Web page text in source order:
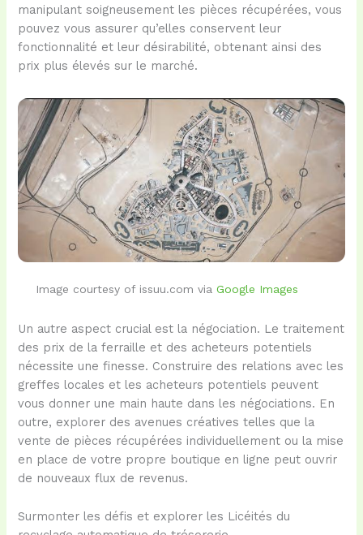
manipulant soigneusement les pièces récupérées, vous
pouvez vous assurer qu’elles conservent leur
fonctionnalité et leur désirabilité, obtenant ainsi des
prix plus élevés sur le marché.
Image courtesy of issuu.com viaGoogle Images
Un autre aspect crucial est la négociation. Le traitement
des prix de la ferraille et des acheteurs potentiels
nécessite une finesse. Construire des relations avec les
greffes locales et les acheteurs potentiels peuvent
vous donner une main haute dans les négociations. En
outre, explorer des avenues créatives telles que la
vente de pièces récupérées individuellement ou la mise
en place de votre propre boutique en ligne peut ouvrir
de nouveaux flux de revenus.
Surmonter les défis et explorer les Licéités du